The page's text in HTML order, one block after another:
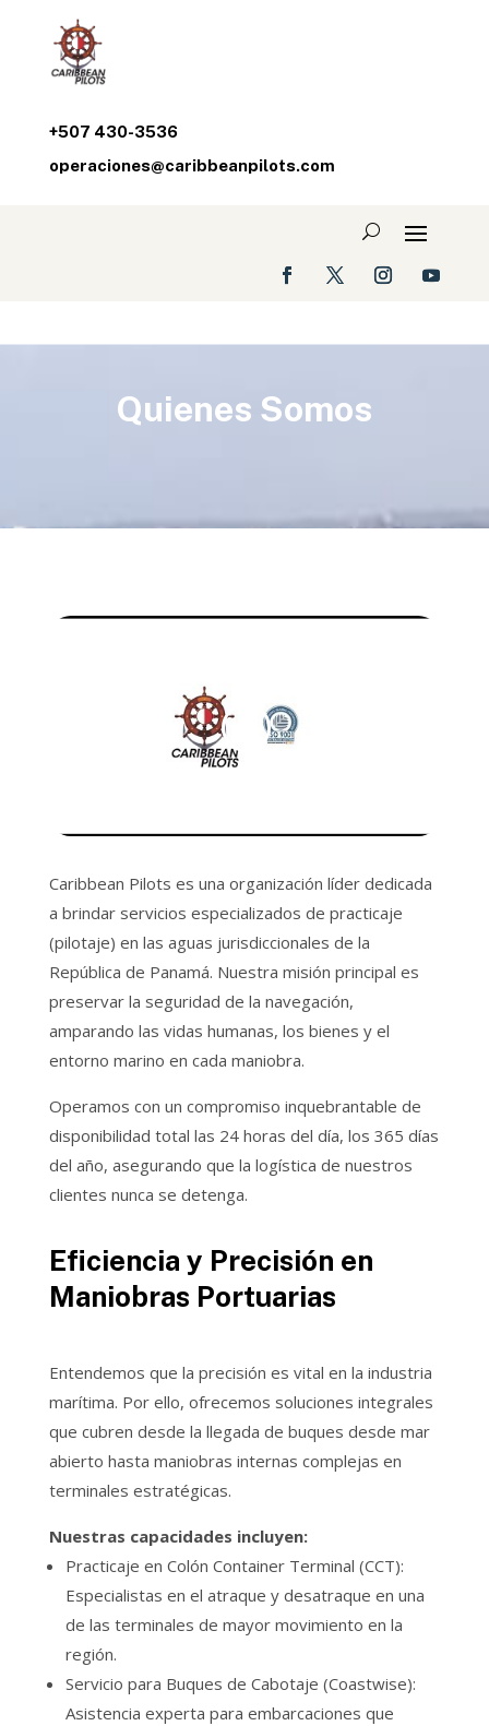
+507 430-3536
operaciones@caribbeanpilots.com
Quienes Somos
Caribbean Pilots es una organización líder dedicada
a brindar servicios especializados de practicaje
(pilotaje) en las aguas jurisdiccionales de la
República de Panamá. Nuestra misión principal es
preservar la seguridad de la navegación,
amparando las vidas humanas, los bienes y el
entorno marino en cada maniobra.
Operamos con un compromiso inquebrantable de
disponibilidad total las 24 horas del día, los 365 días
del año, asegurando que la logística de nuestros
clientes nunca se detenga.
Eficiencia y Precisión en
Maniobras Portuarias
Entendemos que la precisión es vital en la industria
marítima. Por ello, ofrecemos soluciones integrales
que cubren desde la llegada de buques desde mar
abierto hasta maniobras internas complejas en
terminales estratégicas.
Nuestras capacidades incluyen:
Practicaje en Colón Container Terminal (CCT):
Especialistas en el atraque y desatraque en una
de las terminales de mayor movimiento en la
región.
Servicio para Buques de Cabotaje (Coastwise):
Asistencia experta para embarcaciones que